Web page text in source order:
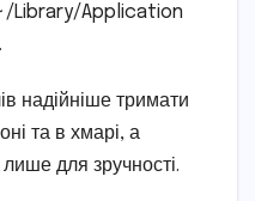
Library/Application
надійніше тримати
та в хмарі, а
для зручності.